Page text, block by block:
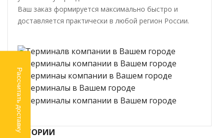
Ваш заказ формируется максимально быстро и
доставляется практически в любой регион России.
КАТЕГОРИИ
Рассчитать доставку